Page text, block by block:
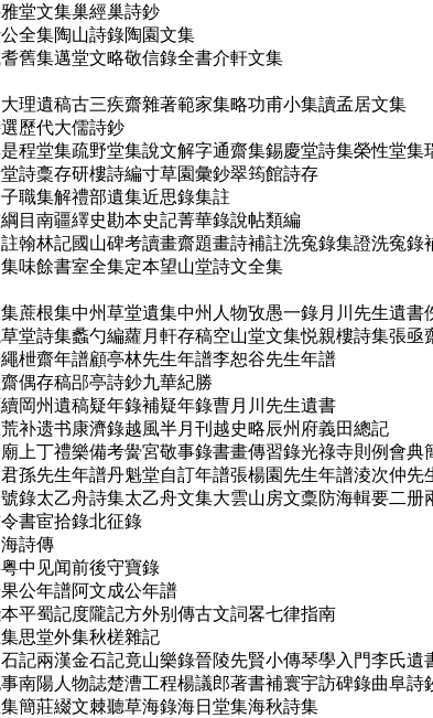
堂文集巢經巢詩鈔
全集陶山詩錄陶園文集
舊集邁堂文略敬信錄全書介軒文集
理遺稿古三疾齋雜著範家集略功甫小集讀孟居文集
歷代大儒詩鈔
程堂集疏野堂集說文解字通齋集錫慶堂詩集榮性堂集
詩稾存研樓詩編寸草園彙鈔翠筠館詩存
職集解禮部遺集近思錄集註
目南疆繹史勘本史記菁華錄說帖類編
翰林記國山碑考讀畫齋題畫詩補註洗寃錄集證洗寃
味餘書室全集定本望山堂詩文全集
蔗根集中州草堂遺集中州人物攷愚一錄月川先生遺書
堂詩集蠡勺編蘿月軒存稿空山堂文集悦親樓詩集張亟
枻齋年譜顧亭林先生年譜李恕谷先生年譜
偶存稿郘亭詩鈔九華紀勝
岡州遺稿疑年錄補疑年錄曹月川先生遺書
补遗书康濟錄越風半月刊越史略辰州府義田總記
上丁禮樂備考黌宮敬事錄書畫傳習錄光祿寺則例會典
孫先生年譜丹魁堂自訂年譜張楊園先生年譜淩次仲先
錄太乙舟詩集太乙舟文集大雲山房文稾防海輯要二册
書宦拾錄北征錄
詩傳
中见闻前後守寶錄
公年譜阿文成公年譜
平蜀記度隴記方外别傳古文詞畧七律指南
思堂外集秋槎雜記
記兩漢金石記竟山樂錄晉陵先賢小傳琴學入門李氏遺
南陽人物誌楚漕工程楊議郎著書補寰宇訪碑錄曲阜詩
簡莊綴文棘聽草海錄海日堂集海秋詩集